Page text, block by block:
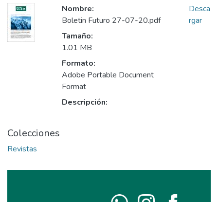
Nombre:
Boletin Futuro 27-07-20.pdf
Tamaño:
1.01 MB
Formato:
Adobe Portable Document
Format
Descripción:
Desca
rgar
Colecciones
Revistas